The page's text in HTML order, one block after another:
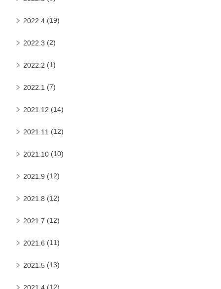
2022.4 (19)
2022.3 (2)
2022.2 (1)
2022.1 (7)
2021.12 (14)
2021.11 (12)
2021.10 (10)
2021.9 (12)
2021.8 (12)
2021.7 (12)
2021.6 (11)
2021.5 (13)
(12)